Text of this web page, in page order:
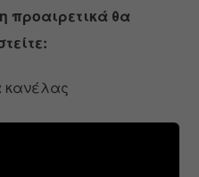
προαιρετικά θα
κανέλας